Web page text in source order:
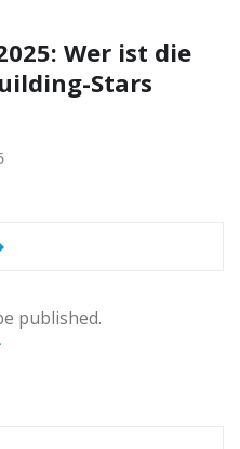
Wer ist die
Stars
published.